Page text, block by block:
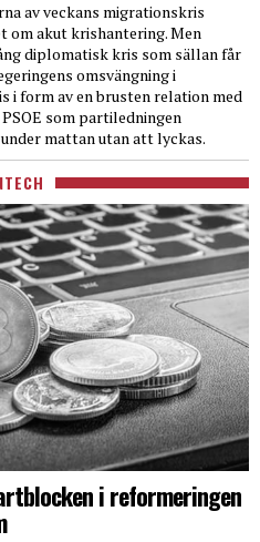
av veckans migrationskris
om akut krishantering. Men
diplomatisk kris som sällan får
omsvängning i
i form av en brusten relation med
som partiledningen
mattan utan att lyckas.
i reformeringen